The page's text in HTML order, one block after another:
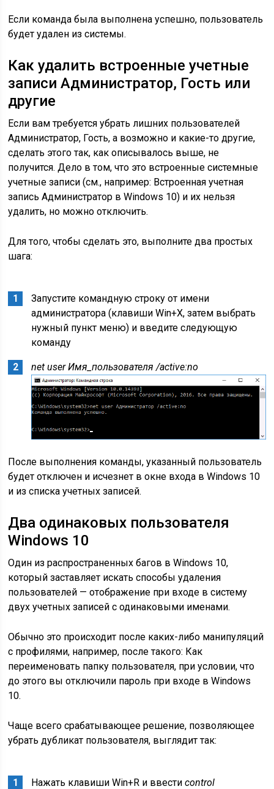
Если команда была выполнена успешно, пользователь
будет удален из системы.
Как удалить встроенные учетные
записи Администратор, Гость или
другие
Если вам требуется убрать лишних пользователей
Администратор, Гость, а возможно и какие-то другие,
сделать этого так, как описывалось выше, не
получится. Дело в том, что это встроенные системные
учетные записи (см., например: Встроенная учетная
запись Администратор в Windows 10) и их нельзя
удалить, но можно отключить.
Для того, чтобы сделать это, выполните два простых
шага:
Запустите командную строку от имени
администратора (клавиши Win+X, затем выбрать
нужный пункт меню) и введите следующую
команду
net user Имя_пользователя /active:no
После выполнения команды, указанный пользователь
будет отключен и исчезнет в окне входа в Windows 10
и из списка учетных записей.
Два одинаковых пользователя
Windows 10
Один из распространенных багов в Windows 10,
который заставляет искать способы удаления
пользователей — отображение при входе в систему
двух учетных записей с одинаковыми именами.
Обычно это происходит после каких-либо манипуляций
с профилями, например, после такого: Как
переименовать папку пользователя, при условии, что
до этого вы отключили пароль при входе в Windows
10.
Чаще всего срабатывающее решение, позволяющее
убрать дубликат пользователя, выглядит так:
Нажать клавиши Win+R и ввестиcontrol